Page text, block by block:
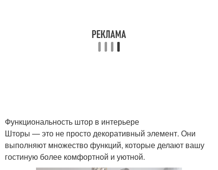
Шторы для гостиной
комнаты
Шторы с двойными
панелями
Функциональность штор в интерьере
Шторы — это не просто декоративный элемент. Они
выполняют множество функций, которые делают вашу
гостиную более комфортной и уютной.